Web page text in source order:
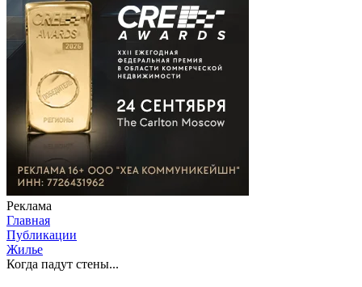
Реклама
Главная
Публикации
Жилье
Когда падут стены...